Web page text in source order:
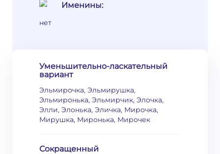
Именины:
нет
Уменьшительно-ласкательный
вариант
Эльмирочка, Эльмирушка,
Эльмиронька, Эльмирчик, Элочка,
Элли, Элонька, Эличка, Мирочка,
Мирушка, Миронька, Мирочек
Сокращенный